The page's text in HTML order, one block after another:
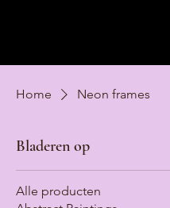
Home Neon frames
Bladeren op
Alle producten